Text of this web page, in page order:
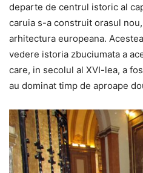
departe de centrul istoric al
caruia s-a construit orasul
arhitectura europeana.
vedere istoria zbuciumata a
care, in secolul al XVI-lea, a
au dominat timp de aproape